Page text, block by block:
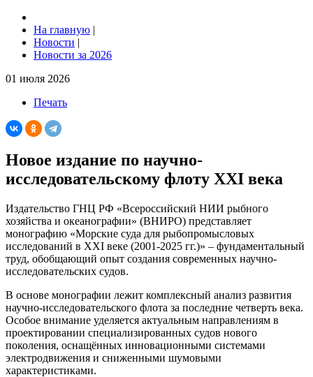
На главную |
Новости |
Новости за 2026
01 июля 2026
Печать
Новое издание по научно-
исследовательскому флоту XXI века
Издательство ГНЦ РФ «Всероссийский НИИ рыбного
хозяйства и океанографии» (ВНИРО) представляет
монографию «Морские суда для рыбопромысловых
исследований в XXI веке (2001-2025 гг.)» – фундаментальный
труд, обобщающий опыт создания современных научно-
исследовательских судов.
В основе монографии лежит комплексный анализ развития
научно-исследовательского флота за последние четверть века.
Особое внимание уделяется актуальным направлениям в
проектировании специализированных судов нового
поколения, оснащённых инновационными системами
электродвижения и сниженными шумовыми
характеристиками.